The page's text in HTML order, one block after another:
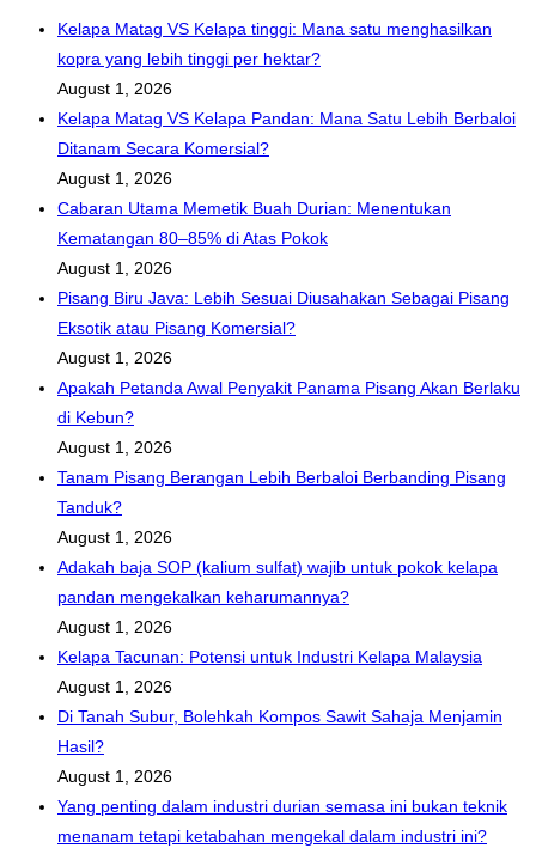
Kelapa Matag VS Kelapa tinggi: Mana satu menghasilkan
kopra yang lebih tinggi per hektar?
August 1, 2026
Kelapa Matag VS Kelapa Pandan: Mana Satu Lebih Berbaloi
Ditanam Secara Komersial?
August 1, 2026
Cabaran Utama Memetik Buah Durian: Menentukan
Kematangan 80–85% di Atas Pokok
August 1, 2026
Pisang Biru Java: Lebih Sesuai Diusahakan Sebagai Pisang
Eksotik atau Pisang Komersial?
August 1, 2026
Apakah Petanda Awal Penyakit Panama Pisang Akan Berlaku
di Kebun?
August 1, 2026
Tanam Pisang Berangan Lebih Berbaloi Berbanding Pisang
Tanduk?
August 1, 2026
Adakah baja SOP (kalium sulfat) wajib untuk pokok kelapa
pandan mengekalkan keharumannya?
August 1, 2026
Kelapa Tacunan: Potensi untuk Industri Kelapa Malaysia
August 1, 2026
Di Tanah Subur, Bolehkah Kompos Sawit Sahaja Menjamin
Hasil?
August 1, 2026
Yang penting dalam industri durian semasa ini bukan teknik
menanam tetapi ketabahan mengekal dalam industri ini?